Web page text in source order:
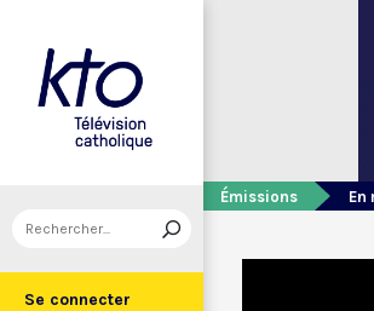
Se connecter
Émissions En